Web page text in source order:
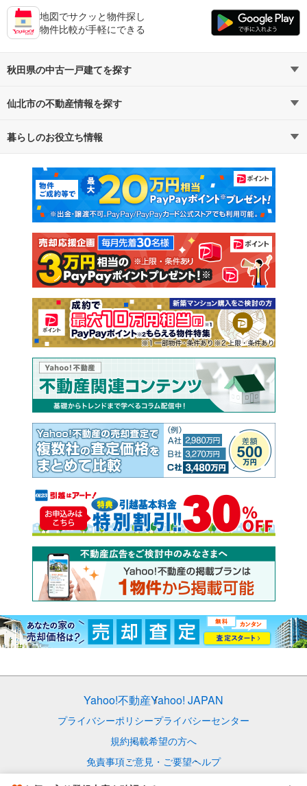
地図でサクッと物件探し
物件比較が手軽にできる
秋田県の中古一戸建てを探す
路線・駅から探す
通勤・通学時間から探す
仙北市の不動産情報を探す
不動産・住宅
新築マンション 中古マンション
新築一戸建て 中古一戸建て
注文住宅 土地
売却査定
暮らしのお役立ち情報
マンションカタログ 教えて！住まいの先生
Yahoo!不動産Yahoo! JAPAN
プライバシーポリシープライバシーセンター
規約掲載希望の方へ
免責事項ご意見・ご要望ヘルプ
© LY Corporation